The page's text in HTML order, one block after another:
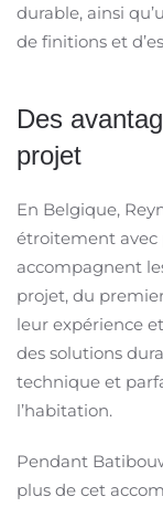
durable, ainsi
de finitions et
Des
projet
En Belgique,
étroitement avec
accompagnent
projet, du
leur expérience
des solutions
technique et
l’habitation.
Pendant
plus de cet